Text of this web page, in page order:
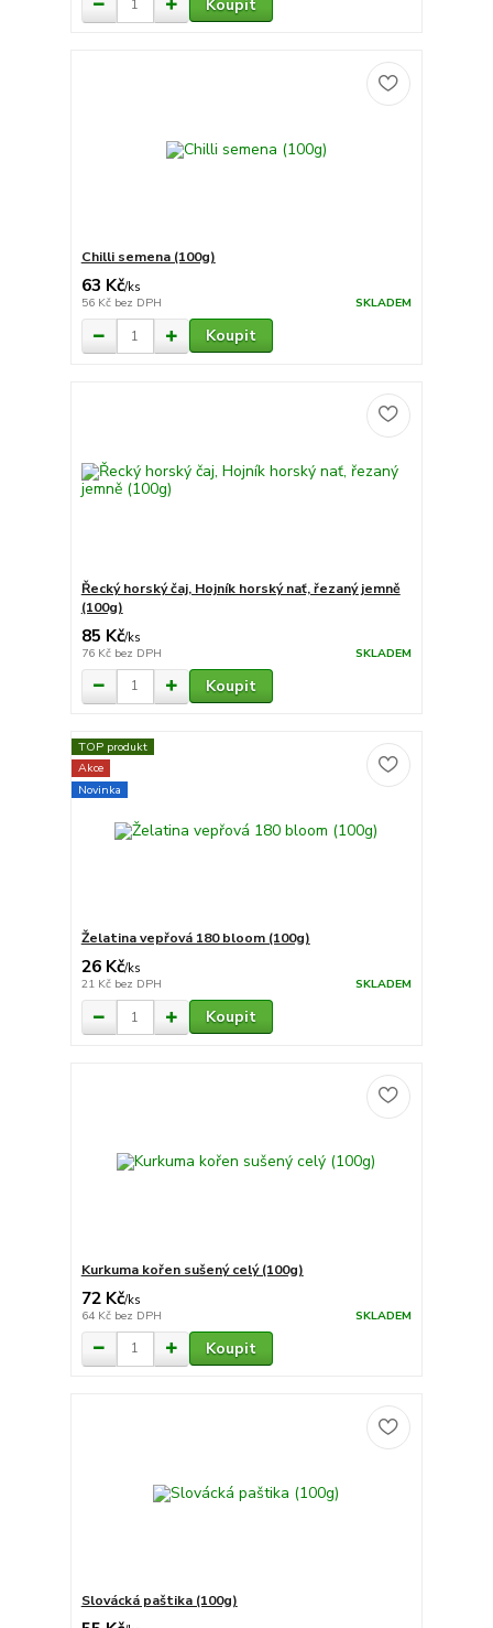
Koupit
Chilli semena (100g)
63 Kč/ks
56 Kč bez DPH SKLADEM
Koupit
Řecký horský čaj, Hojník horský nať, řezaný jemně
(100g)
85 Kč/ks
76 Kč bez DPH SKLADEM
Koupit
TOP produkt
Akce
Novinka
Želatina vepřová 180 bloom (100g)
26 Kč/ks
21 Kč bez DPH SKLADEM
Koupit
Kurkuma kořen sušený celý (100g)
72 Kč/ks
64 Kč bez DPH SKLADEM
Koupit
Slovácká paštika (100g)